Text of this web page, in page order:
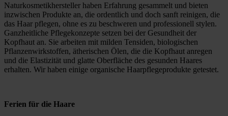
Naturkosmetikhersteller haben Erfahrung gesammelt und bieten
inzwischen Produkte an, die ordentlich und doch sanft reinigen, die
das Haar pflegen, ohne es zu beschweren und professionell stylen.
Ganzheitliche Pflegekonzepte setzen bei der Gesundheit der
Kopfhaut an. Sie arbeiten mit milden Tensiden, biologischen
Pflanzenwirkstoffen, ätherischen Ölen, die die Kopfhaut anregen
und die Elastizität und glatte Oberfläche des gesunden Haares
erhalten. Wir haben einige organische Haarpflegeprodukte getestet.
Ferien für die Haare